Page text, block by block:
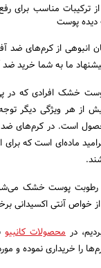
از ترکیبات مناسب
دیده پوست
انبوهی از کرم‌های
ما به شما خرید
خشک افرادی که
از هر ویژگی دیگر
است. در کرم‌های
ماده‌ای است که برای
پوست خشک
آنتی اکسیدانی
درمحصولات کانبیو
را خریداری نموده و